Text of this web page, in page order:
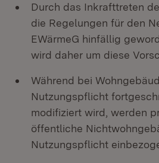
Durch das Inkrafttreten
die Regelungen für den
EWärmeG hinfällig
wird daher um diese
Während bei
Nutzungspflicht
modifiziert wird, werden
öffentliche
Nutzungspflicht